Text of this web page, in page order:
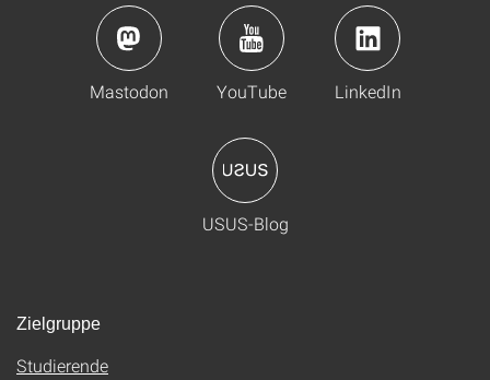
Mastodon YouTube LinkedIn
USUS-Blog
Zielgruppe
Studierende